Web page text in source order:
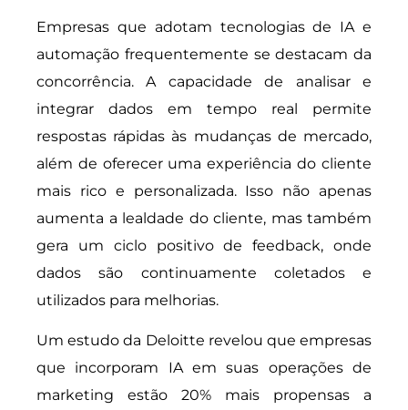
Empresas que adotam tecnologias de IA e
automação frequentemente se destacam da
concorrência. A capacidade de analisar e
integrar dados em tempo real permite
respostas rápidas às mudanças de mercado,
além de oferecer uma experiência do cliente
mais rico e personalizada. Isso não apenas
aumenta a lealdade do cliente, mas também
gera um ciclo positivo de feedback, onde
dados são continuamente coletados e
utilizados para melhorias.
Um estudo da Deloitte revelou que empresas
que incorporam IA em suas operações de
marketing estão 20% mais propensas a